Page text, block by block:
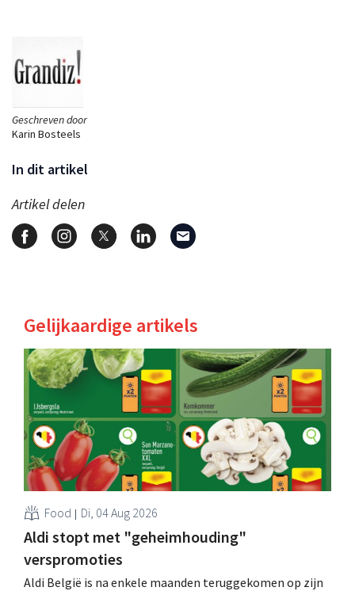
Geschreven door
Karin Bosteels
In dit artikel
Artikel delen
Gelijkaardige artikels
Food Di, 04 Aug 2026
Aldi stopt met "geheimhouding"
verspromoties
Aldi België is na enkele maanden teruggekomen op zijn